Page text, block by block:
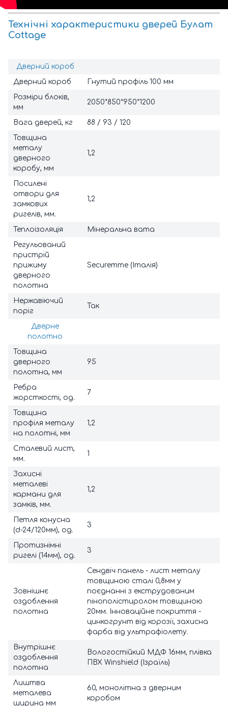
Технічні характеристики дверей Булат
Cottage
Дверний короб
Дверний короб
Гнутий профіль 100 мм
Розміри блоків,
мм
2050*850*950*1200
Вага дверей, кг
88 / 93 / 120
Товщина
металу
дверного
коробу, мм
1,2
Посилені
отвори для
замкових
ригелів, мм.
1,2
Теплоізоляція
Мінеральна вата
Регульований
пристрій
прижиму
дверного
полотна
Securemme (Італія)
Нержавіючий
поріг
Так
Дверне
полотно
Товщина
дверного
полотна, мм
95
Ребра
жорсткості, од.
7
Товщина
профіля металу
на полотні, мм
1,2
Сталевий лист,
мм.
1
Захисні
металеві
кармани для
замків, мм.
1,2
Петля конусна
(d-24/120мм), од.
3
Протизнімні
ригелі (14мм), од.
3
Зовнішнє
оздоблення
полотна
Сендвіч панель - лист металу
товщиною сталі 0,8мм у
поєднанні з екструдованим
пінополістиролом товщиною
20мм. Інноваційне покриття -
цинкогрунт від корозії, захисна
фарба від ультрафіолету.
Внутрішнє
оздоблення
полотна
Вологостійкий МДФ 16мм, плівка
ПВХ Winshield (Ізраїль)
Лиштва
металева
ширина мм
60, монолітна з дверним
коробом